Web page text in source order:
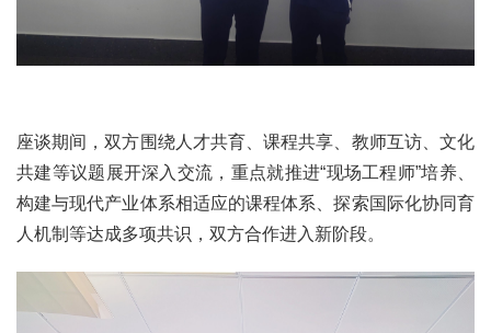
座谈期间，双方围绕人才共育、课程共享、教师互访、文化
共建等议题展开深入交流，重点就推进“现场工程师”培养、
构建与现代产业体系相适应的课程体系、探索国际化协同育
人机制等达成多项共识，双方合作进入新阶段。